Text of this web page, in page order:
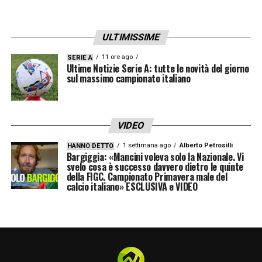
in Champions League. L’Atalanta, invece,
potrebbe ambire a vincere la Conference
League, ma solamente assumendoun
tecnico in grado di riaccendere il prezioso
LA PLAYLIST DELLE NOSTRE TOP NEWS
ULTIMISSIME
SERIE A 11 ore ago
Ultime Notizie Serie A: tutte le novità del giorno
sul massimo campionato italiano
VIDEO
HANNO DETTO 1 settimana ago Alberto Petrosilli
Bargiggia: «Mancini voleva solo la Nazionale. Vi
svelo cosa è successo davvero dietro le quinte
della FIGC. Campionato Primavera male del
calcio italiano» ESCLUSIVA e VIDEO